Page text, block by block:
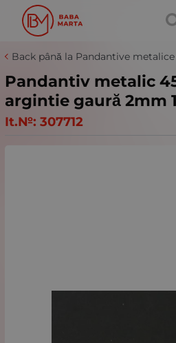
Back până la Pandantive metalice
Pandantiv metalic
argintie gaură 2mm
It.№: 307712